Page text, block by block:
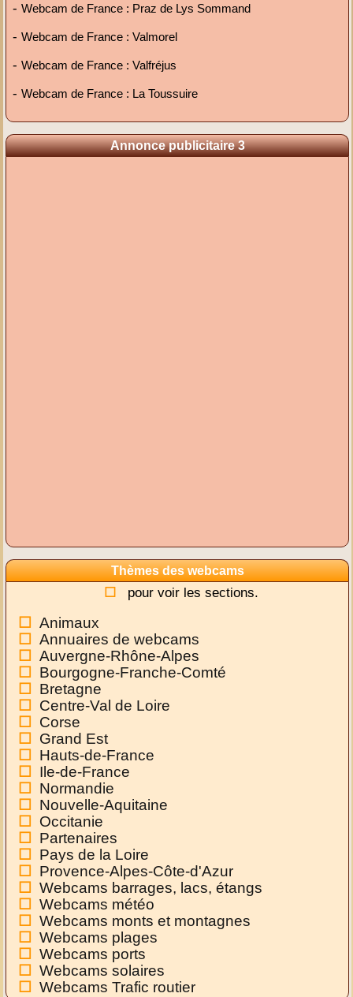
-Webcam de France : Praz de Lys Sommand
-Webcam de France : Valmorel
-Webcam de France : Valfréjus
-Webcam de France : La Toussuire
Annonce publicitaire 3
Thèmes des webcams
pour voir les sections.
Animaux
Annuaires de webcams
Auvergne-Rhône-Alpes
Bourgogne-Franche-Comté
Bretagne
Centre-Val de Loire
Corse
Grand Est
Hauts-de-France
Ile-de-France
Normandie
Nouvelle-Aquitaine
Occitanie
Partenaires
Pays de la Loire
Provence-Alpes-Côte-d'Azur
Webcams barrages, lacs, étangs
Webcams météo
Webcams monts et montagnes
Webcams plages
Webcams ports
Webcams solaires
Webcams Trafic routier